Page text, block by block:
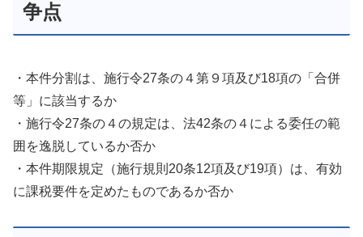
争点
・本件分割は、施行令27条の４第９項及び18項の「合併
等」に該当するか
・施行令27条の４の規定は、法42条の４による委任の範
囲を逸脱しているか否か
・本件期限規定（施行規則20条12項及び19項）は、有効
に課税要件を定めたものであるか否か